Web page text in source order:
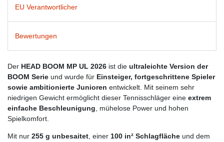
EU Verantwortlicher
Bewertungen
Der HEAD BOOM MP UL 2026 ist die ultraleichte Version der
BOOM Serie und wurde für Einsteiger, fortgeschrittene Spieler
sowie ambitionierte Junioren entwickelt. Mit seinem sehr
niedrigen Gewicht ermöglicht dieser Tennisschläger eine extrem
einfache Beschleunigung, mühelose Power und hohen
Spielkomfort.
Mit nur 255 g unbesaitet, einer 100 in² Schlagfläche und dem